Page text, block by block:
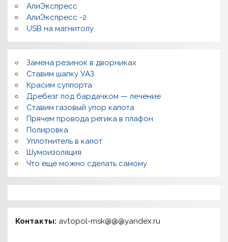
АлиЭкспресс
АлиЭкспресс -2
USB на магнитолу
Замена резинок в дворниках
Ставим шапку УАЗ
Красим суппорта
Дребезг под бардачком — лечение
Ставим газовый упор капота
Прячем провода регика в плафон
Полировка
Уплотнитель в капот
Шумоизоляция
Что еще можно сделать самому
Контакты: avtopol-msk@@@yandex.ru